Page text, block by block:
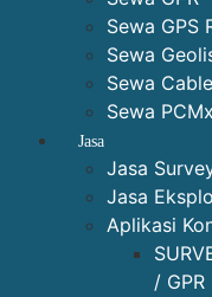
Sewa GPS
Sewa
Sewa
Sewa PCMx
Jasa
Jasa
Jasa
Aplikasi
/ GPR